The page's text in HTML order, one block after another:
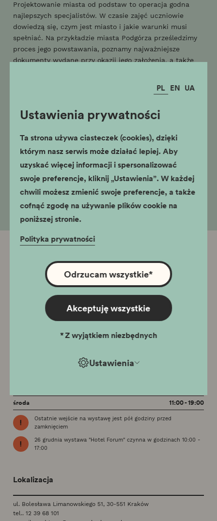
PL EN UA
Ustawienia prywatności
Ta strona używa ciasteczek (cookies), dzięki
którym nasz serwis może działać lepiej. Aby
uzyskać więcej informacji i spersonalizować
swoje preferencje, kliknij „Ustawienia”. W każdej
chwili możesz zmienić swoje preferencje, a także
cofnąć zgodę na używanie plików cookie na
poniższej stronie.
Polityka prywatności
Ustawienia
Odrzucam wszystkie*
Akceptuję wszystkie
*Z wyjątkiem niezbędnych
Projektowanie miasta od podstaw to operacja godna
najlepszych specjalistów. W czasie zajęć uczniowie
dowiedzą się, czym jest miasto i jakie warunki musi
spełniać. Na przykładzie miasta Podgórza prześledzimy
proces jego powstawania, poznamy najważniejsze
dokumenty wydane przy okazji jego założenia, a także
części praktycznej uczniowie wcielą się w architektów
następnie spróbują przekonać kolegów, że warto w nich
Słowa kluczowe:
miasto, lokacja, historia, herb, projektowanie,
urbanistyka
Powiązane oddziały
Muzeum Podgórza
środa
11:00 - 19:00
Ostatnie wejście na wystawę jest pół godziny przed
zamknięciem
26 grudnia wystawa "Hotel Forum" czynna w godzinach 10:00 -
17:00
Lokalizacja
ul. Bolesława Limanowskiego 51, 30-551 Kraków
tel.. 12 39 68 101